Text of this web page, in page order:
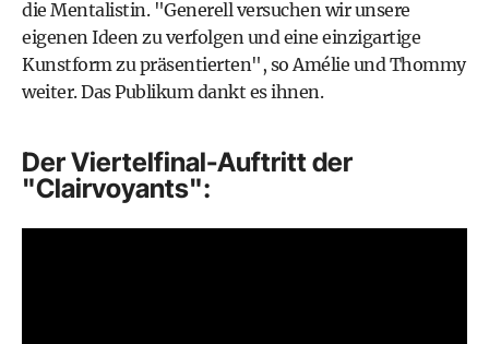
die Mentalistin. "Generell versuchen wir unsere
eigenen Ideen zu verfolgen und eine einzigartige
Kunstform zu präsentierten", so Amélie und Thommy
weiter. Das Publikum dankt es ihnen.
Der Viertelfinal-Auftritt der
"Clairvoyants":